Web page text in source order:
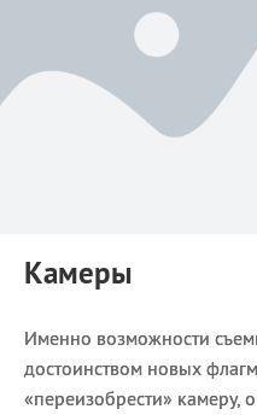
Камеры
Именно возможности
достоинством новых
«переизобрести» камеру,